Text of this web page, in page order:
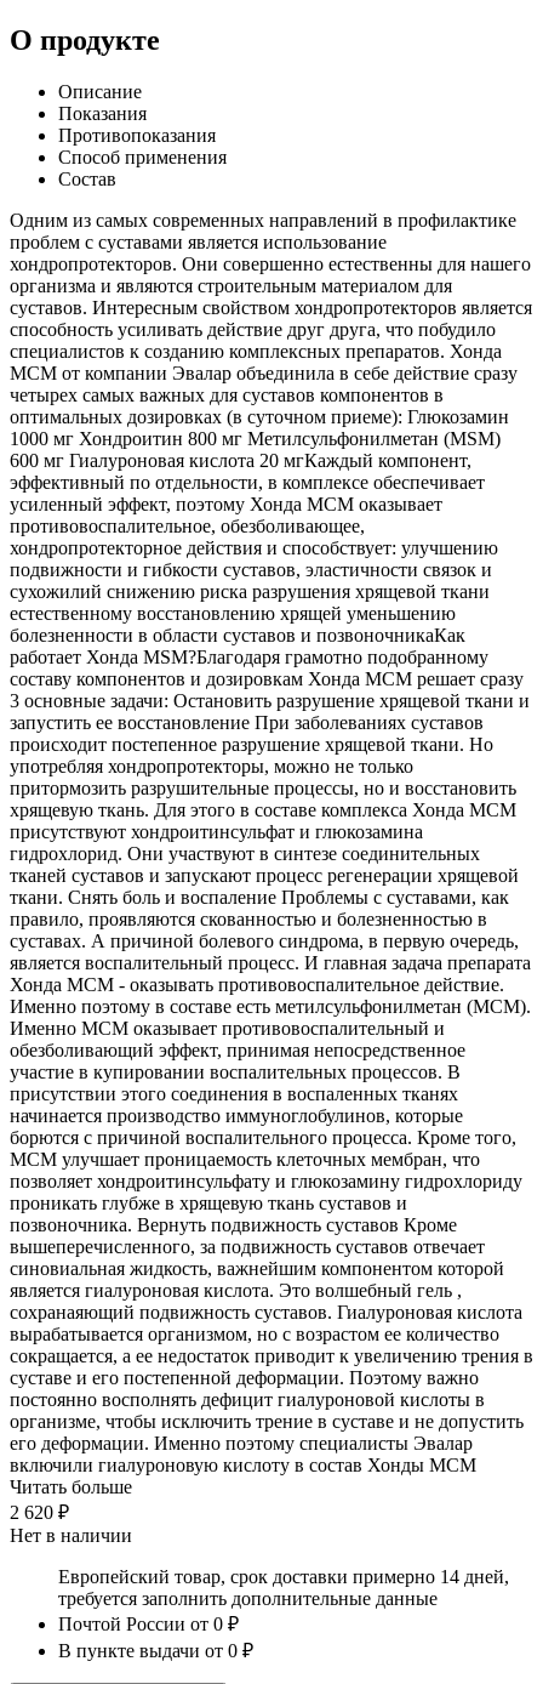
О продукте
Описание
Показания
Противопоказания
Способ применения
Состав
Одним из самых современных направлений в профилактике
проблем с суставами является использование
хондропротекторов. Они совершенно естественны для нашего
организма и являются строительным материалом для
суставов. Интересным свойством хондропротекторов является
способность усиливать действие друг друга, что побудило
специалистов к созданию комплексных препаратов. Хонда
MСM от компании Эвалар объединила в себе действие сразу
четырех самых важных для суставов компонентов в
оптимальных дозировках (в суточном приеме): Глюкозамин
1000 мг Хондроитин 800 мг Метилсульфонилметан (MSM)
600 мг Гиалуроновая кислота 20 мгКаждый компонент,
эффективный по отдельности, в комплексе обеспечивает
усиленный эффект, поэтому Хонда МСМ оказывает
противовоспалительное, обезболивающее,
хондропротекторное действия и способствует: улучшению
подвижности и гибкости суставов, эластичности связок и
сухожилий снижению риска разрушения хрящевой ткани
естественному восстановлению хрящей уменьшению
болезненности в области суставов и позвоночникаКак
работает Хонда MSM?Благодаря грамотно подобранному
составу компонентов и дозировкам Хонда MСM решает сразу
3 основные задачи: Остановить разрушение хрящевой ткани и
запустить ее восстановление При заболеваниях суставов
происходит постепенное разрушение хрящевой ткани. Но
употребляя хондропротекторы, можно не только
притормозить разрушительные процессы, но и восстановить
хрящевую ткань. Для этого в составе комплекса Хонда MСM
присутствуют хондроитинсульфат и глюкозамина
гидрохлорид. Они участвуют в синтезе соединительных
тканей суставов и запускают процесс регенерации хрящевой
ткани. Снять боль и воспаление Проблемы с суставами, как
правило, проявляются скованностью и болезненностью в
суставах. А причиной болевого синдрома, в первую очередь,
является воспалительный процесс. И главная задача препарата
Хонда MСM - оказывать противовоспалительное действие.
Именно поэтому в составе есть метилсульфонилметан (МСМ).
Именно МСМ оказывает противовоспалительный и
обезболивающий эффект, принимая непосредственное
участие в купировании воспалительных процессов. В
присутствии этого соединения в воспаленных тканях
начинается производство иммуноглобулинов, которые
борются с причиной воспалительного процесса. Кроме того,
МСМ улучшает проницаемость клеточных мембран, что
позволяет хондроитинсульфату и глюкозамину гидрохлориду
проникать глубже в хрящевую ткань суставов и
позвоночника. Вернуть подвижность суставов Кроме
вышеперечисленного, за подвижность суставов отвечает
синовиальная жидкость, важнейшим компонентом которой
является гиалуроновая кислота. Это волшебный гель ,
сохранаяющий подвижность суставов. Гиалуроновая кислота
вырабатывается организмом, но с возрастом ее количество
сокращается, а ее недостаток приводит к увеличению трения в
суставе и его постепенной деформации. Поэтому важно
постоянно восполнять дефицит гиалуроновой кислоты в
организме, чтобы исключить трение в суставе и не допустить
его деформации. Именно поэтому специалисты Эвалар
включили гиалуроновую кислоту в состав Хонды МСМ
Читать больше
2 620 ₽
Нет в наличии
Европейский товар, срок доставки примерно 14 дней,
требуется заполнить дополнительные данные
Почтой России от 0 ₽
В пункте выдачи от 0 ₽